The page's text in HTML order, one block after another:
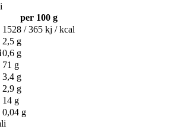
per 100 g
1528 / 365 kj / kcal
2,5 g
0,6 g
71 g
3,4 g
2,9 g
14 g
0,04 g